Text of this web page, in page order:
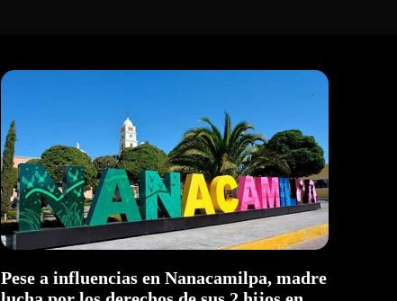
Pese a influencias en Nanacamilpa, madre